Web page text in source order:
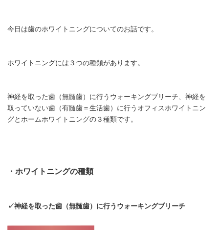
今日は歯のホワイトニングについてのお話です。
ホワイトニングには３つの種類があります。
神経を取った歯（無髄歯）に行うウォーキングブリーチ、神経を
取っていない歯（有髄歯＝生活歯）に行うオフィスホワイトニン
グとホームホワイトニングの３種類です。
・ホワイトニングの種類
✓神経を取った歯（無髄歯）に行うウォーキングブリーチ